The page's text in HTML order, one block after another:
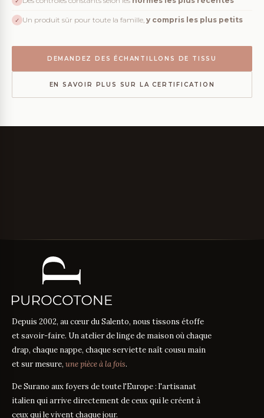
✓ Un produit sûr pour toute la famille, y compris les plus petits
DEMANDEZ DES ÉCHANTILLONS DE TISSU
EN SAVOIR PLUS SUR LA CERTIFICATION
Depuis 2002, au cœur du Salento, nous tissons étoffe
et savoir-faire. Un atelier de linge de maison où chaque
drap, chaque nappe, chaque serviette naît cousu main
et sur mesure, une pièce à la fois.
De Surano aux foyers de toute l'Europe : l'artisanat
italien qui arrive directement de ceux qui le créent à
ceux qui le vivent chaque jour.